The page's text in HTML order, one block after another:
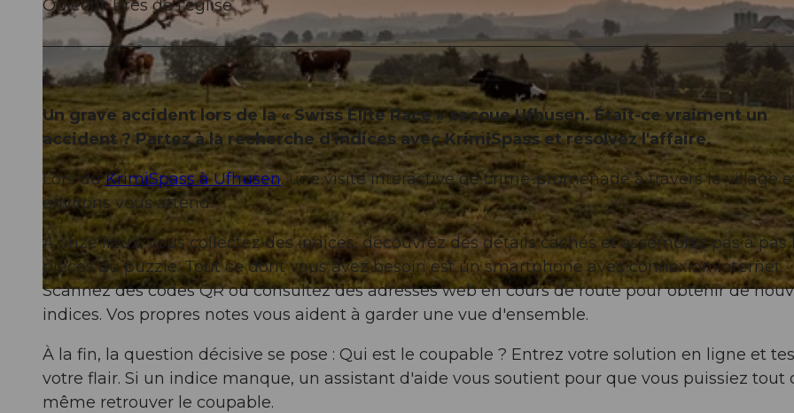
© Willisau Tourismus, Willisau Tourismus |CC-BY-ND
Objectif: Près de l'église
Un grave accident lors de la « Swiss Elite Race » secoue Ufhusen. Était-ce vraiment un
accident ? Partez à la recherche d'indices avec KrimiSpass et résolvez l'affaire.
Lors duKrimiSpass à Ufhusen, une visite interactive de crime-promenade à travers le village
environs vous attend.
À onze lieux, vous collectez des indices, découvrez des détails cachés et assemblez pas à pas
pièces du puzzle. Tout ce dont vous avez besoin est un smartphone avec connexion internet.
Scannez des codes QR ou consultez des adresses web en cours de route pour obtenir de
indices. Vos propres notes vous aident à garder une vue d'ensemble.
À la fin, la question décisive se pose : Qui est le coupable ? Entrez votre solution en ligne et
votre flair. Si un indice manque, un assistant d'aide vous soutient pour que vous puissiez tout
même retrouver le coupable.